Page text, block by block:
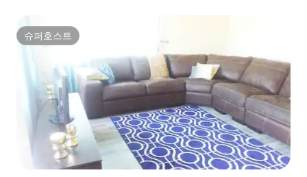
슈퍼호스트
슈퍼호스트